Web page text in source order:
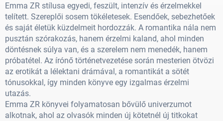
Emma ZR stílusa egyedi, feszült, intenzív és érzelmekkel
telített. Szereplői sosem tökéletesek. Esendőek, sebezhetőek
és saját életük küzdelmeit hordozzák. A romantika nála nem
pusztán szórakozás, hanem érzelmi kaland, ahol minden
döntésnek súlya van, és a szerelem nem menedék, hanem
próbatétel. Az írónő történetvezetése során mesterien ötvözi
az erotikát a lélektani drámával, a romantikát a sötét
tónusokkal, így minden könyve egy izgalmas érzelmi
utazás.
Emma ZR könyvei folyamatosan bővülő univerzumot
alkotnak, ahol az olvasók minden új kötetnél új titkokat